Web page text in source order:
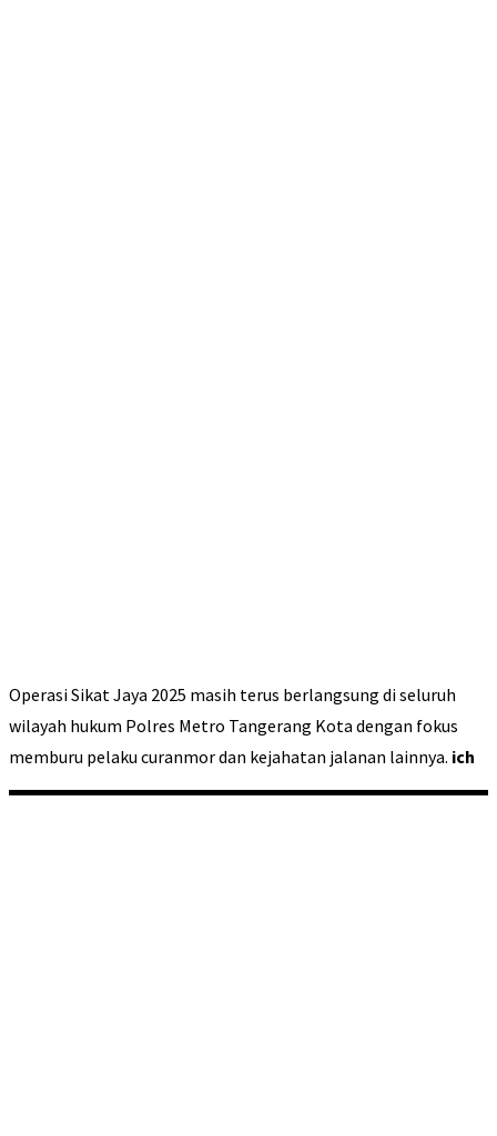
Operasi Sikat Jaya 2025 masih terus berlangsung di seluruh
wilayah hukum Polres Metro Tangerang Kota dengan fokus
memburu pelaku curanmor dan kejahatan jalanan lainnya. ich